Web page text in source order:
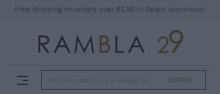
Free shipping on orders over €150 in Spain (peninsula)
Find the product you're looking for ... SEARCH